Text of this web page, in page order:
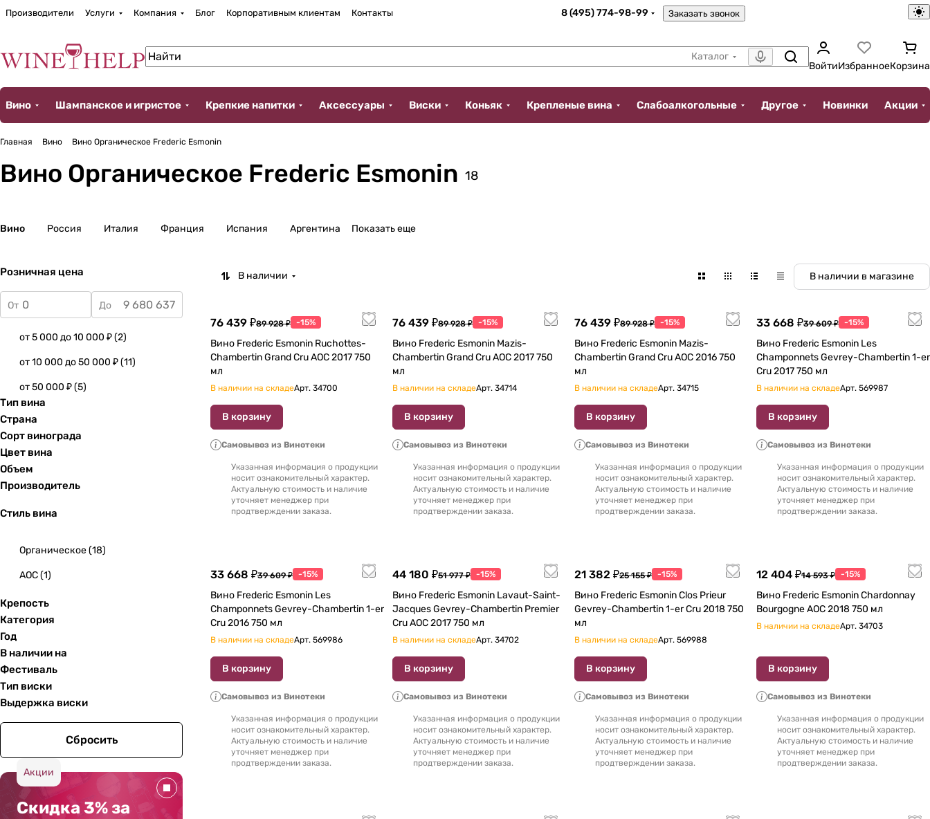
Производители Услуги Компания Блог Корпоративным клиентам Контакты 8 (495) 774-98-99 Заказать звонок
Каталог
ВойтиИзбранноеКорзина
Вино Шампанское и игристое Крепкие напитки Аксессуары Виски Коньяк Крепленые вина Слабоалкогольные Другое Новинки Акции
Главная Вино Вино Органическое Frederic Esmonin
Вино Органическое Frederic Esmonin 18
Вино Россия Италия Франция Испания Аргентина Показать еще
Розничная цена
От До
от 5 000 до 10 000 ₽(2)
от 10 000 до 50 000 ₽(11)
от 50 000 ₽(5)
Тип вина
Страна
Сорт винограда
Цвет вина
Объем
Производитель
Стиль вина
Органическое(18)
AOC(1)
Крепость
Категория
Год
В наличии на
Фестиваль
Тип виски
Выдержка виски
Сбросить
Акции
Скидка 3% за
В наличии В наличии в магазине
76 439 ₽89 928 ₽ -15%
Вино Frederic Esmonin Ruchottes-
Chambertin Grand Cru AOC 2017 750
мл
В наличии на складеАрт. 34700
В корзину
Самовывоз из Винотеки
Указанная информация о продукции
носит ознакомительный характер.
Актуальную стоимость и наличие
уточняет менеджер при
продтверждении заказа.
76 439 ₽89 928 ₽ -15%
Вино Frederic Esmonin Mazis-
Chambertin Grand Cru AOC 2017 750
мл
В наличии на складеАрт. 34714
В корзину
Самовывоз из Винотеки
Указанная информация о продукции
носит ознакомительный характер.
Актуальную стоимость и наличие
уточняет менеджер при
продтверждении заказа.
76 439 ₽89 928 ₽ -15%
Вино Frederic Esmonin Mazis-
Chambertin Grand Cru AOC 2016 750
мл
В наличии на складеАрт. 34715
В корзину
Самовывоз из Винотеки
Указанная информация о продукции
носит ознакомительный характер.
Актуальную стоимость и наличие
уточняет менеджер при
продтверждении заказа.
33 668 ₽39 609 ₽ -15%
Вино Frederic Esmonin Les
Champonnets Gevrey-Chambertin 1-er
Cru 2017 750 мл
В наличии на складеАрт. 569987
В корзину
Самовывоз из Винотеки
Указанная информация о продукции
носит ознакомительный характер.
Актуальную стоимость и наличие
уточняет менеджер при
продтверждении заказа.
33 668 ₽39 609 ₽ -15%
Вино Frederic Esmonin Les
Champonnets Gevrey-Chambertin 1-er
Cru 2016 750 мл
В наличии на складеАрт. 569986
В корзину
Самовывоз из Винотеки
Указанная информация о продукции
носит ознакомительный характер.
Актуальную стоимость и наличие
уточняет менеджер при
продтверждении заказа.
44 180 ₽51 977 ₽ -15%
Вино Frederic Esmonin Lavaut-Saint-
Jacques Gevrey-Chambertin Premier
Cru AOC 2017 750 мл
В наличии на складеАрт. 34702
В корзину
Самовывоз из Винотеки
Указанная информация о продукции
носит ознакомительный характер.
Актуальную стоимость и наличие
уточняет менеджер при
продтверждении заказа.
21 382 ₽25 155 ₽ -15%
Вино Frederic Esmonin Clos Prieur
Gevrey-Chambertin 1-er Cru 2018 750
мл
В наличии на складеАрт. 569988
В корзину
Самовывоз из Винотеки
Указанная информация о продукции
носит ознакомительный характер.
Актуальную стоимость и наличие
уточняет менеджер при
продтверждении заказа.
12 404 ₽14 593 ₽ -15%
Вино Frederic Esmonin Chardonnay
Bourgogne AOC 2018 750 мл
В наличии на складеАрт. 34703
В корзину
Самовывоз из Винотеки
Указанная информация о продукции
носит ознакомительный характер.
Актуальную стоимость и наличие
уточняет менеджер при
продтверждении заказа.